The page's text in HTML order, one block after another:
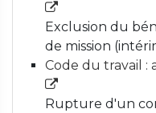
Exclusion du
de mission
Code du travail :
Rupture d'un